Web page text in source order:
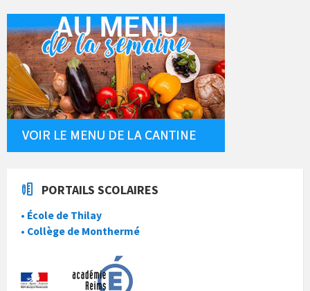
publications
PORTAILS SCOLAIRES
• École de Thilay
• Collège de Monthermé